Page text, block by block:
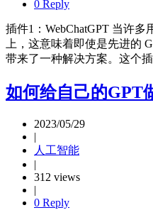
0 Reply
插件1：WebChatGPT 当许
上，这意味着即使是先进的
带来了一种解决方案。这个
如何给自己的GPT
2023/05/29
|
人工智能
|
312 views
|
0 Reply